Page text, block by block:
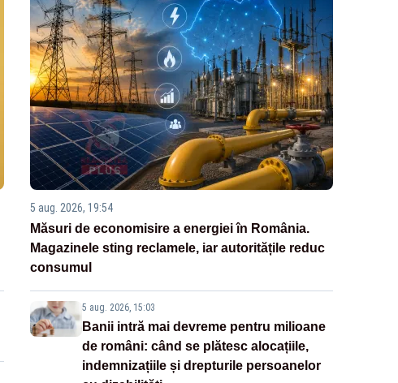
5 aug. 2026, 19:54
Măsuri de economisire a energiei în România.
Magazinele sting reclamele, iar autoritățile reduc
consumul
5 aug. 2026, 15:03
Banii intră mai devreme pentru milioane
de români: când se plătesc alocațiile,
indemnizațiile și drepturile persoanelor